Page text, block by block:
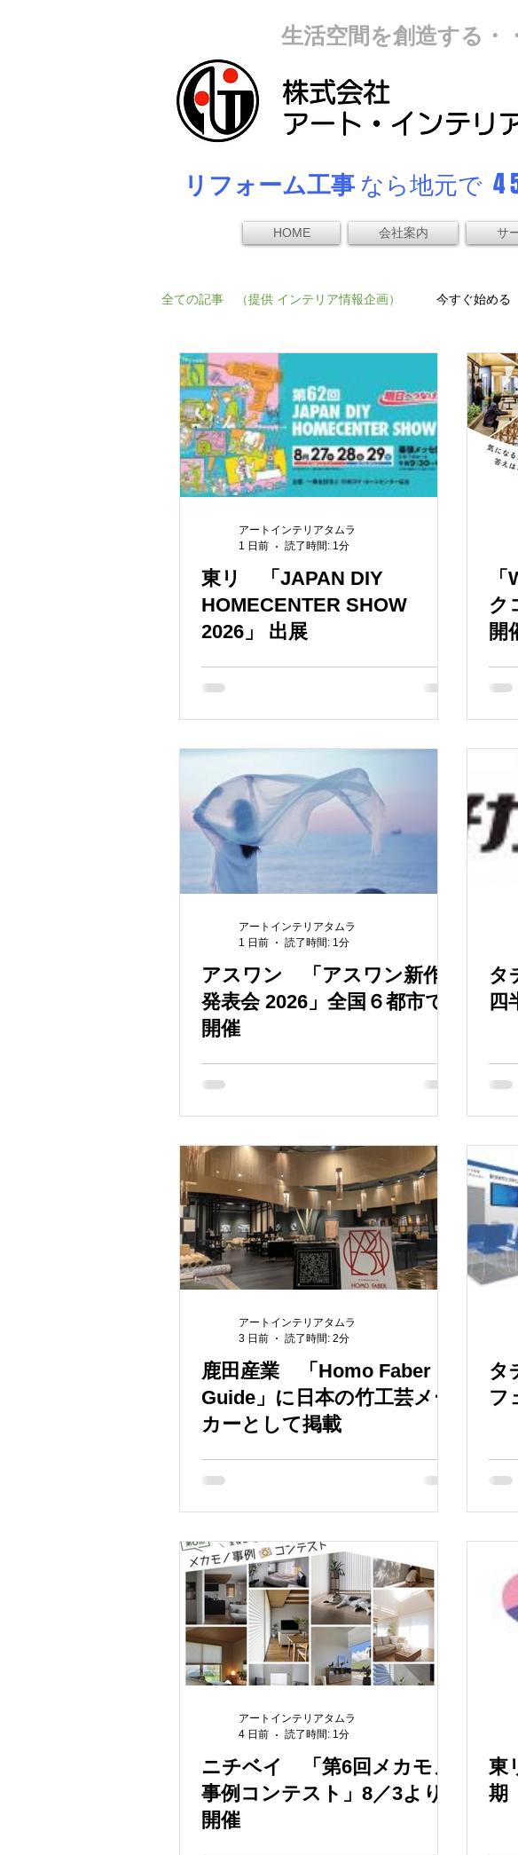
生活空間を創造する・
リフォーム工事なら地元で 4
HOME 会社案内 サ
全ての記事 （提供 インテリア情報企画） 今すぐ始める
東リ 「JAPAN DIY
HOMECENTER SHOW
2026」 出展
アートインテリアタムラ
1 日前
読了時間: 1分
ク
開
アスワン 「アスワン新作
発表会 2026」全国６都市で
開催
アートインテリアタムラ
1 日前
読了時間: 1分
タ
四
鹿田産業 「Homo Faber
Guide」に日本の竹工芸メー
カーとして掲載
アートインテリアタムラ
3 日前
読了時間: 2分
タ
フ
ニチベイ 「第6回メカモノ
事例コンテスト」8／3より
開催
アートインテリアタムラ
4 日前
読了時間: 1分
東
期